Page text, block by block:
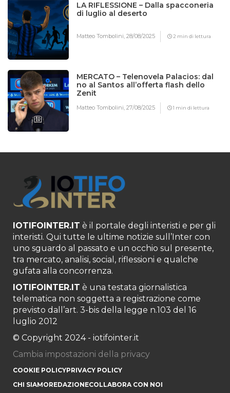
LA RIFLESSIONE – Dalla spacconeria
di luglio al deserto
Matteo Tombolini,28/08/2025 2 min di lettura
MERCATO – Telenovela Palacios: dal
no al Santos all’offerta flash dello
Zenit
Matteo Tombolini,27/08/2025 1 min di lettura
IOTIFOINTER.IT è il portale degli interisti e per gli
interisti. Qui tutte le ultime notizie sull’Inter con
uno sguardo al passato e un occhio sul presente,
tra mercato, analisi, social, riflessioni e qualche
gufata alla concorrenza.
IOTIFOINTER.IT è una testata giornalistica
telematica non soggetta a registrazione come
previsto dall’art. 3-bis della legge n.103 del 16
luglio 2012
© Copyright 2024 - iotifointer.it
Cambia impostazioni della privacy
COOKIE POLICYPRIVACY POLICY
CHI SIAMOREDAZIONECOLLABORA CON NOI